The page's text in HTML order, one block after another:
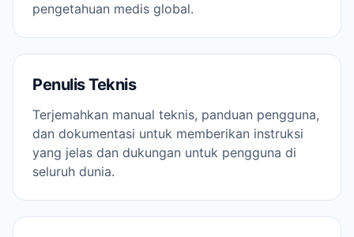
pengetahuan medis global.
Penulis Teknis
Terjemahkan manual teknis, panduan pengguna,
dan dokumentasi untuk memberikan instruksi
yang jelas dan dukungan untuk pengguna di
seluruh dunia.